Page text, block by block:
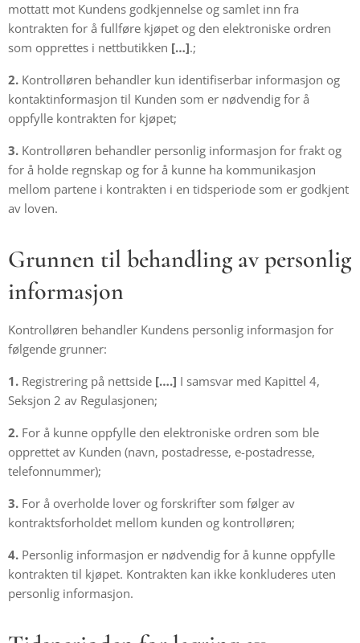
mottatt mot Kundens godkjennelse og samlet inn fra
kontrakten for å fullføre kjøpet og den elektroniske ordren
som opprettes i nettbutikken […].;
2. Kontrolløren behandler kun identifiserbar informasjon og
kontaktinformasjon til Kunden som er nødvendig for å
oppfylle kontrakten for kjøpet;
3. Kontrolløren behandler personlig informasjon for frakt og
for å holde regnskap og for å kunne ha kommunikasjon
mellom partene i kontrakten i en tidsperiode som er godkjent
av loven.
Grunnen til behandling av personlig
informasjon
Kontrolløren behandler Kundens personlig informasjon for
følgende grunner:
1. Registrering på nettside [….] I samsvar med Kapittel 4,
Seksjon 2 av Regulasjonen;
2. For å kunne oppfylle den elektroniske ordren som ble
opprettet av Kunden (navn, postadresse, e-postadresse,
telefonnummer);
3. For å overholde lover og forskrifter som følger av
kontraktsforholdet mellom kunden og kontrolløren;
4. Personlig informasjon er nødvendig for å kunne oppfylle
kontrakten til kjøpet. Kontrakten kan ikke konkluderes uten
personlig informasjon.